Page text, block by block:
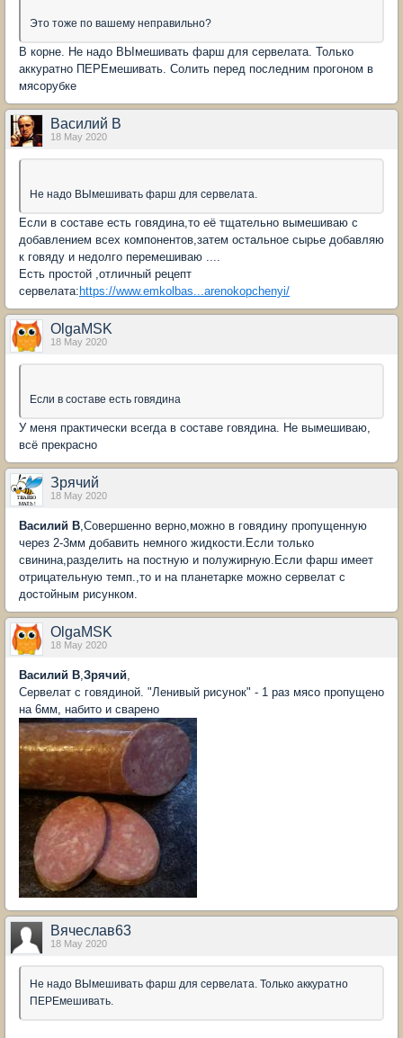
Это тоже по вашему неправильно?
В корне. Не надо ВЫмешивать фарш для сервелата. Только
аккуратно ПЕРЕмешивать. Солить перед последним прогоном в
мясорубке
Василий В
18 May 2020
Не надо ВЫмешивать фарш для сервелата.
Если в составе есть говядина,то её тщательно вымешиваю с
добавлением всех компонентов,затем остальное сырье добавляю
к говяду и недолго перемешиваю ....
Есть простой ,отличный рецепт
сервелата:https://www.emkolbas...arenokopchenyi/
OlgaMSK
18 May 2020
Если в составе есть говядина
У меня практически всегда в составе говядина. Не вымешиваю,
всё прекрасно
Зрячий
18 May 2020
Василий В ,Совершенно верно,можно в говядину пропущенную
через 2-3мм добавить немного жидкости.Если только
свинина,разделить на постную и полужирную.Если фарш имеет
отрицательную темп.,то и на планетарке можно сервелат с
достойным рисунком.
OlgaMSK
18 May 2020
Василий В Зрячий
Сервелат с говядиной. "Ленивый рисунок" - 1 раз мясо пропущено
на 6мм, набито и сварено
Вячеслав63
18 May 2020
Не надо ВЫмешивать фарш для сервелата. Только аккуратно
ПЕРЕмешивать.